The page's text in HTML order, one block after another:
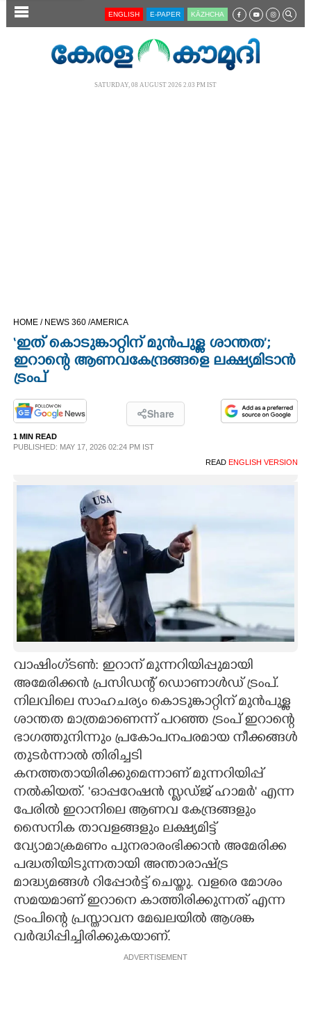
SECTIONS
CINEMA
OPINION
PHOTOS
LIFESTYLE
SPIRITUAL
ART
ASTRO
LITERATURE
CONTACT US
ENGLISH E-PAPER KĀZHCHA
SATURDAY, 08 AUGUST 2026 2.03 PM IST
HOME / NEWS 360 /AMERICA
‘ഇത് കൊടുങ്കാറ്റിന് മുൻപുള്ള ശാന്തത’;
ഇറാന്റെ ആണവകേന്ദ്രങ്ങളെ ലക്ഷ്യമിടാൻ
ട്രംപ്
Share
1 MIN READ
PUBLISHED: MAY 17, 2026 02:24 PM IST
READ ENGLISH VERSION
വാഷിംഗ്‌ടൺ: ഇറാന് മുന്നറിയിപ്പുമായി
അമേരിക്കൻ പ്രസിഡന്റ് ഡൊണാൾഡ് ട്രംപ്.
നിലവിലെ സാഹചര്യം കൊടുങ്കാറ്റിന് മുൻപുള്ള
ശാന്തത മാത്രമാണെന്ന് പറഞ്ഞ ട്രംപ് ഇറാന്റെ
ഭാഗത്തുനിന്നും പ്രകോപനപരമായ നീക്കങ്ങൾ
തുടർന്നാൽ തിരിച്ചടി
കനത്തതായിരിക്കുമെന്നാണ് മുന്നറിയിപ്പ്
നൽകിയത്. 'ഓപ്പറേഷൻ സ്ലഡ്ജ് ഹാമർ' എന്ന
പേരിൽ ഇറാനിലെ ആണവ കേന്ദ്രങ്ങളും
സൈനിക താവളങ്ങളും ലക്ഷ്യമിട്ട്
വ്യോമാക്രമണം പുനരാരംഭിക്കാൻ അമേരിക്ക
പദ്ധതിയിടുന്നതായി അന്താരാഷ്ട്ര
മാദ്ധ്യമങ്ങൾ റിപ്പോർട്ട് ചെയ്തു. വളരെ മോശം
സമയമാണ് ഇറാനെ കാത്തിരിക്കുന്നത് എന്ന
ട്രംപിന്റെ പ്രസ്താവന മേഖലയിൽ ആശങ്ക
വർദ്ധിപ്പിച്ചിരിക്കുകയാണ്.
ADVERTISEMENT